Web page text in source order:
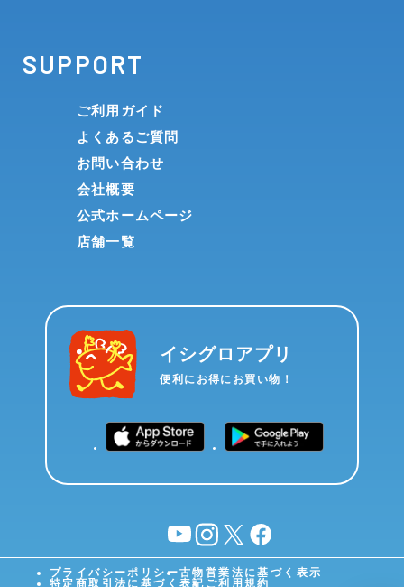
SUPPORT
ご利用ガイド
よくあるご質問
お問い合わせ
会社概要
公式ホームページ
店舗一覧
イシグロアプリ
便利にお得にお買い物！
YouTubeinstagram
X facebook
プライバシーポリシー古物営業法に基づく表示
特定商取引法に基づく表記 ご利用規約